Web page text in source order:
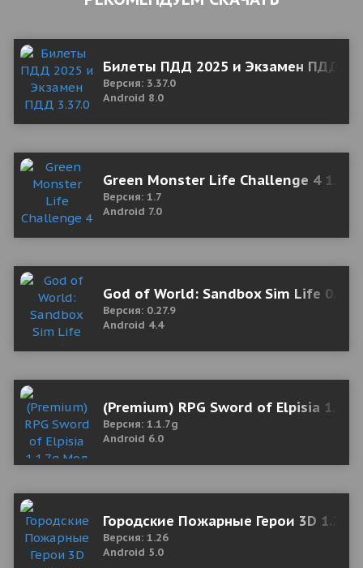
Билеты ПДД 2025 и Экзамен ПДД
Версия: 3.37.0
Android 8.0
Green Monster Life Challenge 4 1.7
Версия: 1.7
Android 7.0
God of World: Sandbox Sim Life
Версия: 0.27.9
Android 4.4
(Premium) RPG Sword of Elpisia
Версия: 1.1.7g
Android 6.0
Городские Пожарные Герои 3D 1.26
Версия: 1.26
Android 5.0